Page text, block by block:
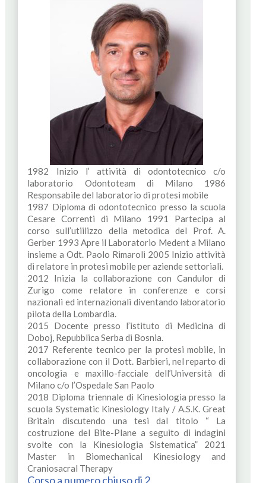
1982 Inizio l’ attività di odontotecnico c/o
laboratorio Odontoteam di Milano 1986
Responsabile del laboratorio di protesi mobile
1987 Diploma di odontotecnico presso la scuola
Cesare Correnti di Milano 1991 Partecipa al
corso sull’utiilizzo della metodica del Prof. A.
Gerber 1993 Apre il Laboratorio Medent a Milano
insieme a Odt. Paolo Rimaroli 2005 Inizio attività
di relatore in protesi mobile per aziende settoriali.
2012 Inizia la collaborazione con Candulor di
Zurigo come relatore in conferenze e corsi
nazionali ed internazionali diventando laboratorio
pilota della Lombardia.
2015 Docente presso l’istituto di Medicina di
Doboj, Repubblica Serba di Bosnia.
2017 Referente tecnico per la protesi mobile, in
collaborazione con il Dott. Barbieri, nel reparto di
oncologia e maxillo-facciale dell’Università di
Milano c/o l’Ospedale San Paolo
2018 Diploma triennale di Kinesiologia presso la
scuola Systematic Kinesiology Italy / A.S.K. Great
Britain discutendo una tesi dal titolo “ La
costruzione del Bite-Plane a seguito di indagini
svolte con la Kinesiologia Sistematica” 2021
Master in Biomechanical Kinesiology and
Craniosacral Therapy
Corso a numero chiuso di 2